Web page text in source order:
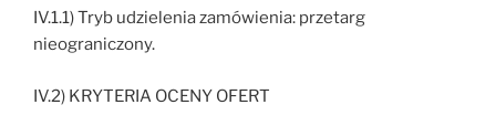
IV.1.1) Tryb udzielenia zamówienia: przetarg
nieograniczony.
IV.2) KRYTERIA OCENY OFERT